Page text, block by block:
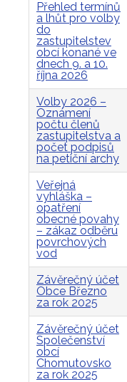
Přehled termínů
a lhůt pro volby
do
zastupitelstev
obcí konané ve
dnech 9. a 10.
října 2026
Volby 2026 –
Oznámení
počtu členů
zastupitelstva a
počet podpisů
na petiční archy
Veřejná
vyhláška –
opatření
obecné povahy
– zákaz odběru
povrchových
vod
Závěrečný účet
Obce Březno
za rok 2025
Závěrečný účet
Společenství
obcí
Chomutovsko
za rok 2025